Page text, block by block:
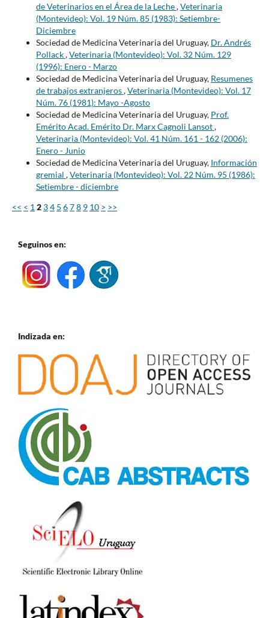
de Veterinarios en el Área de la Leche,Veterinaria
(Montevideo): Vol. 19 Núm. 85 (1983): Setiembre-
Diciembre
Sociedad de Medicina Veterinaria del Uruguay, Dr. Andrés
Pollack,Veterinaria (Montevideo): Vol. 32 Núm. 129
(1996): Enero - Marzo
Sociedad de Medicina Veterinaria del Uruguay, Resumenes
de trabajos extranjeros,Veterinaria (Montevideo): Vol. 17
Núm. 76 (1981): Mayo -Agosto
Sociedad de Medicina Veterinaria del Uruguay, Prof.
Emérito Acad. Emérito Dr. Marx Cagnoli Lansot,
Veterinaria (Montevideo): Vol. 41 Núm. 161 - 162 (2006):
Enero - Junio
Sociedad de Medicina Veterinaria del Uruguay, Información
gremial ,Veterinaria (Montevideo): Vol. 22 Núm. 95 (1986):
Setiembre - diciembre
<< < 1 2 34 5 678 9 10 > >>
Seguinos en:
Indizada en: